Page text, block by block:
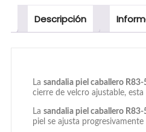
Descripción
La sandalia piel caballero
cierre de velcro ajustable,
La sandalia piel caballero
piel se ajusta